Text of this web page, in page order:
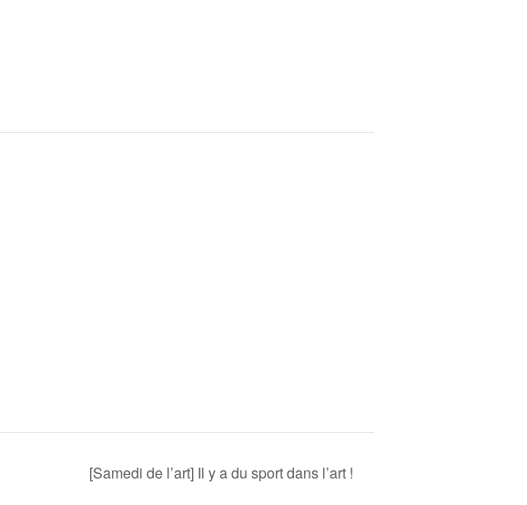
[Samedi de l’art] Il y a du sport dans l’art !